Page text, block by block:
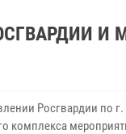
И
Росгвардии по
комплекса